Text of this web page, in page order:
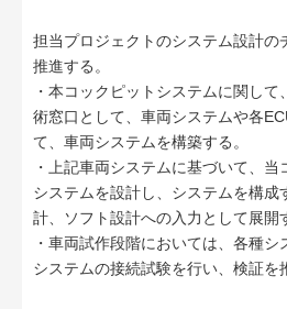
担当プロジェクトのシステム設計の
推進する。
・本コックピットシステムに関し
術窓口として、車両システムや各
て、車両システムを構築する。
・上記車両システムに基づいて、
システムを設計し、システムを構成
計、ソフト設計への入力として展開
・車両試作段階においては、各種シ
システムの接続試験を行い、検証を